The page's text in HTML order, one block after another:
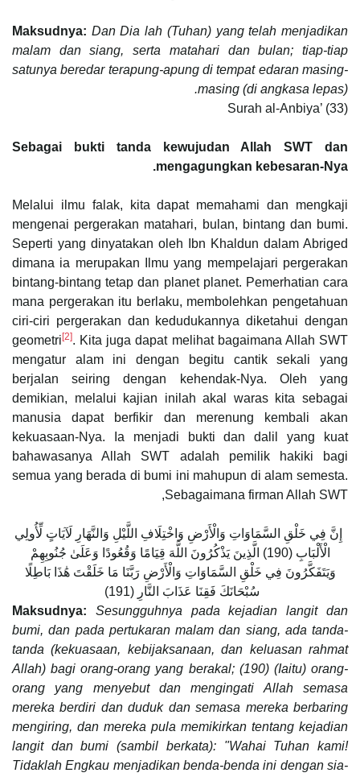
Maksudnya: Dan Dia lah (Tuhan) yang telah menjadikan
malam dan siang, serta matahari dan bulan; tiap-tiap
satunya beredar terapung-apung di tempat edaran masing-
masing (di angkasa lepas).
Surah al-Anbiya’ (33)
Sebagai bukti tanda kewujudan Allah SWT dan
mengagungkan kebesaran-Nya.
Melalui ilmu falak, kita dapat memahami dan mengkaji
mengenai pergerakan matahari, bulan, bintang dan bumi.
Seperti yang dinyatakan oleh Ibn Khaldun dalam Abriged
dimana ia merupakan Ilmu yang mempelajari pergerakan
bintang-bintang tetap dan planet planet. Pemerhatian cara
mana pergerakan itu berlaku, membolehkan pengetahuan
ciri-ciri pergerakan dan kedudukannya diketahui dengan
geometri [2]. Kita juga dapat melihat bagaimana Allah SWT
mengatur alam ini dengan begitu cantik sekali yang
berjalan seiring dengan kehendak-Nya. Oleh yang
demikian, melalui kajian inilah akal waras kita sebagai
manusia dapat berfikir dan merenung kembali akan
kekuasaan-Nya. Ia menjadi bukti dan dalil yang kuat
bahawasanya Allah SWT adalah pemilik hakiki bagi
semua yang berada di bumi ini mahupun di alam semesta.
Sebagaimana firman Allah SWT,
إِنَّ فِي خَلْقِ السَّمَاوَاتِ وَالْأَرْضِ وَاخْتِلَافِ اللَّيْلِ وَالنَّهَارِ لَآيَاتٍ لِّأُولِي
الْأَلْبَابِ ‎(190) الَّذِينَ يَذْكُرُونَ اللَّهَ قِيَامًا وَقُعُودًا وَعَلَىٰ جُنُوبِهِمْ
وَيَتَفَكَّرُونَ فِي خَلْقِ السَّمَاوَاتِ وَالْأَرْضِ رَبَّنَا مَا خَلَقْتَ هَٰذَا بَاطِلًا
سُبْحَانَكَ فَقِنَا عَذَابَ النَّارِ (191)
Maksudnya:
Sesungguhnya pada kejadian langit dan
bumi, dan pada pertukaran malam dan siang, ada tanda-
tanda (kekuasaan, kebijaksanaan, dan keluasan rahmat
Allah) bagi orang-orang yang berakal; (190) (Iaitu) orang-
orang yang menyebut dan mengingati Allah semasa
mereka berdiri dan duduk dan semasa mereka berbaring
mengiring, dan mereka pula memikirkan tentang kejadian
langit dan bumi (sambil berkata): "Wahai Tuhan kami!
Tidaklah Engkau menjadikan benda-benda ini dengan sia-